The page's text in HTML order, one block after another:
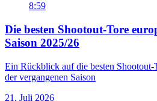
8:59
Die besten Shootout-Tore
Saison 2025/26
Ein Rückblick auf die besten Shootout-
der vergangenen Saison
21. Juli 2026